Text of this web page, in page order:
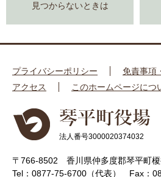
見つからないときは
プライバシーポリシー
免責事項
アクセス
このホームページにつ
法人番号3000020374032
〒766-8502 香川県仲多度郡琴平町
Tel：0877-75-6700（代表）
Fax：